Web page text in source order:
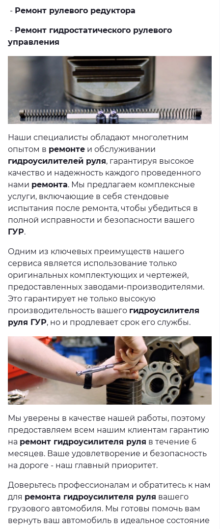
- Ремонт рулевого редуктора
- Ремонт гидростатического рулевого
управления
Наши специалисты обладают многолетним
опытом в ремонте и обслуживании
гидроусилителей руля, гарантируя высокое
качество и надежность каждого проведенного
нами ремонта. Мы предлагаем комплексные
услуги, включающие в себя стендовые
испытания после ремонта, чтобы убедиться в
полной исправности и безопасности вашего
ГУР.
Одним из ключевых преимуществ нашего
сервиса является использование только
оригинальных комплектующих и чертежей,
предоставленных заводами-производителями.
Это гарантирует не только высокую
производительность вашего гидроусилителя
руля ГУР, но и продлевает срок его службы.
Мы уверены в качестве нашей работы, поэтому
предоставляем всем нашим клиентам гарантию
на ремонт гидроусилителя руля в течение 6
месяцев. Ваше удовлетворение и безопасность
на дороге - наш главный приоритет.
Доверьтесь профессионалам и обратитесь к нам
для ремонта гидроусилителя руля вашего
грузового автомобиля. Мы готовы помочь вам
вернуть ваш автомобиль в идеальное состояние